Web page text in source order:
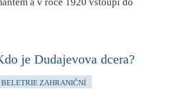
je Dudajevova dcera?
BELETRIE ZAHRANIČNÍ